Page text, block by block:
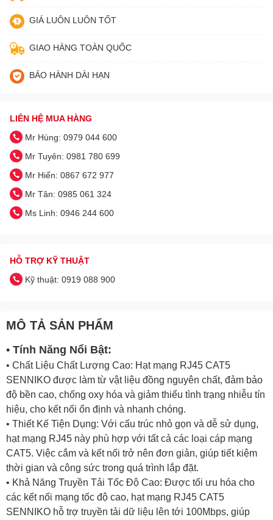
GIÁ LUÔN LUÔN TỐT
GIAO HÀNG TOÀN QUỐC
BẢO HÀNH DÀI HẠN
LIÊN HỆ MUA HÀNG
Mr Hùng: 0979 044 600
Mr Tuyên: 0981 780 699
Mr Hiển: 0867 672 977
Mr Tân: 0985 061 324
Ms Linh: 0946 244 600
HỖ TRỢ KỸ THUẬT
Kỹ thuật: 0919 088 900
MÔ TẢ SẢN PHẨM
• Tính Năng Nổi Bật:
• Chất Liệu Chất Lượng Cao: Hạt mạng RJ45 CAT5
SENNIKO được làm từ vật liệu đồng nguyên chất, đảm bảo
độ bền cao, chống oxy hóa và giảm thiểu tình trạng nhiễu tín
hiệu, cho kết nối ổn định và nhanh chóng.
• Thiết Kế Tiện Dụng: Với cấu trúc nhỏ gọn và dễ sử dụng,
hạt mạng RJ45 này phù hợp với tất cả các loại cáp mạng
CAT5. Việc cắm và kết nối trở nên đơn giản, giúp tiết kiệm
thời gian và công sức trong quá trình lắp đặt.
• Khả Năng Truyền Tải Tốc Độ Cao: Được tối ưu hóa cho
các kết nối mạng tốc độ cao, hạt mạng RJ45 CAT5
SENNIKO hỗ trợ truyền tải dữ liệu lên tới 100Mbps, giúp